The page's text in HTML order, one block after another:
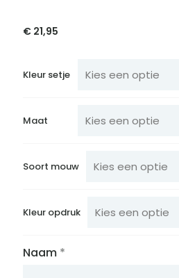
€ 21,95
Kleur setje
Maat
Soort mouw
Kleur opdruk
Naam *